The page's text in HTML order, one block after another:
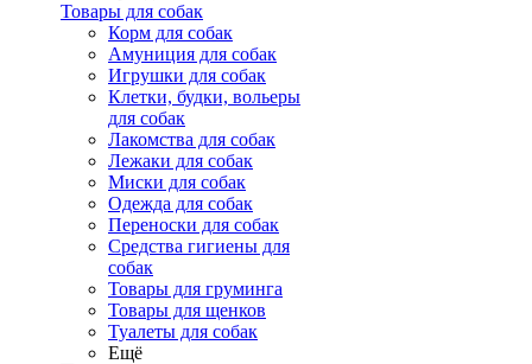
Товары для собак
Корм для собак
Амуниция для собак
Игрушки для собак
Клетки, будки, вольеры
для собак
Лакомства для собак
Лежаки для собак
Миски для собак
Одежда для собак
Переноски для собак
Средства гигиены для
собак
Товары для груминга
Товары для щенков
Туалеты для собак
Ещё